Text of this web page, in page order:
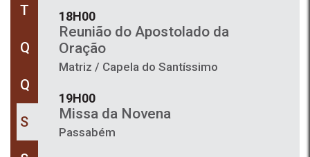
T
Q
Q
S
18H00
Reunião do Apostolado da
Oração
Matriz / Capela do Santíssimo
19H00
Missa da Novena
Passabém